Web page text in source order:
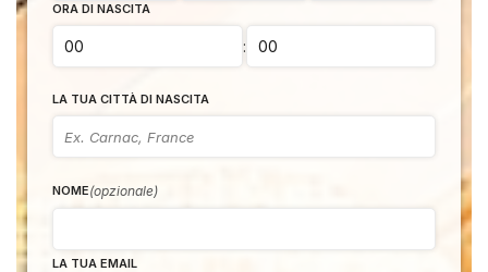
ORA DI NASCITA
:
LA TUA CITTÀ DI NASCITA
NOME(opzionale)
LA TUA EMAIL